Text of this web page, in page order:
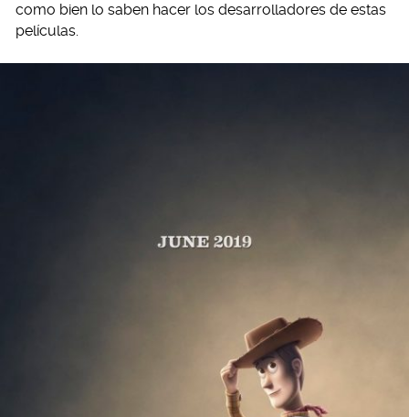
como bien lo saben hacer los desarrolladores de estas
películas.